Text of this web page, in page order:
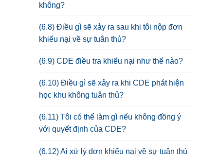
không?
(6.8) Điều gì sẽ xảy ra sau khi tôi nộp đơn
khiếu nại về sự tuân thủ?
(6.9) CDE điều tra khiếu nại như thế nào?
(6.10) Điều gì sẽ xảy ra khi CDE phát hiện
học khu không tuân thủ?
(6.11) Tôi có thể làm gì nếu không đồng ý
với quyết định của CDE?
(6.12) Ai xử lý đơn khiếu nại về sự tuân thủ